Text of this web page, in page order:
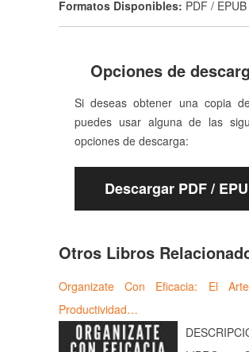
Formatos Disponibles: PDF / EPUB
Opciones de
Si deseas obtener una copia
puedes usar alguna de las
opciones de descarga:
Descargar PDF /
Otros Libros
Organizate Con Eficacia: El
Productividad…